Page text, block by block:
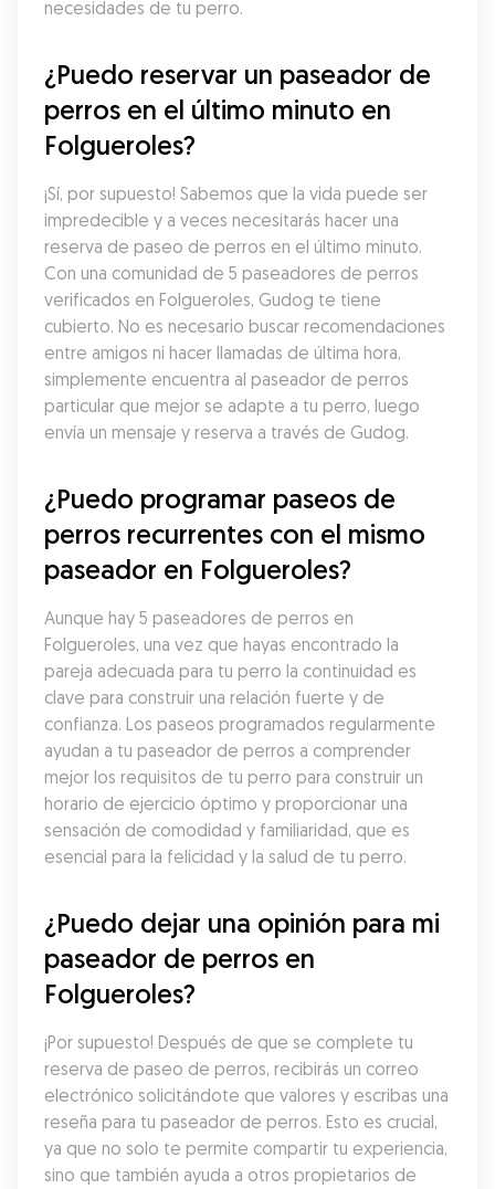
necesidades de tu perro.
¿Puedo reservar un paseador de
perros en el último minuto en
Folgueroles?
¡Sí, por supuesto! Sabemos que la vida puede ser
impredecible y a veces necesitarás hacer una
reserva de paseo de perros en el último minuto.
Con una comunidad de 5 paseadores de perros
verificados en Folgueroles, Gudog te tiene
cubierto. No es necesario buscar recomendaciones
entre amigos ni hacer llamadas de última hora,
simplemente encuentra al paseador de perros
particular que mejor se adapte a tu perro, luego
envía un mensaje y reserva a través de Gudog.
¿Puedo programar paseos de
perros recurrentes con el mismo
paseador en Folgueroles?
Aunque hay 5 paseadores de perros en
Folgueroles, una vez que hayas encontrado la
pareja adecuada para tu perro la continuidad es
clave para construir una relación fuerte y de
confianza. Los paseos programados regularmente
ayudan a tu paseador de perros a comprender
mejor los requisitos de tu perro para construir un
horario de ejercicio óptimo y proporcionar una
sensación de comodidad y familiaridad, que es
esencial para la felicidad y la salud de tu perro.
¿Puedo dejar una opinión para mi
paseador de perros en
Folgueroles?
¡Por supuesto! Después de que se complete tu
reserva de paseo de perros, recibirás un correo
electrónico solicitándote que valores y escribas una
reseña para tu paseador de perros. Esto es crucial,
ya que no solo te permite compartir tu experiencia,
sino que también ayuda a otros propietarios de